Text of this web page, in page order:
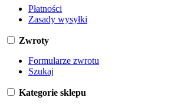
Płatności
Zasady wysyłki
Zwroty
Formularze zwrotu
Szukaj
Kategorie sklepu